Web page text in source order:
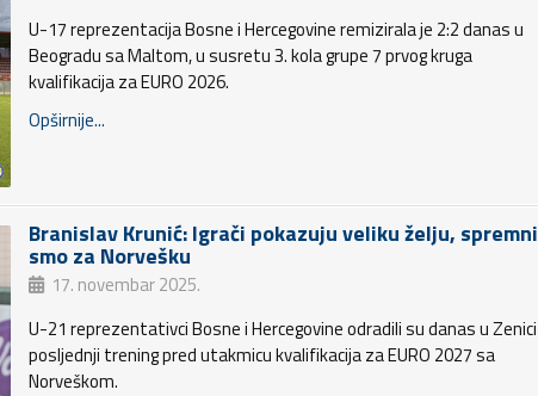
U-17 reprezentacija Bosne i Hercegovine remizirala je 2:2 danas u
Beogradu sa Maltom, u susretu 3. kola grupe 7 prvog kruga
kvalifikacija za EURO 2026.
Opširnije...
Branislav Krunić: Igrači pokazuju veliku želju, spremni
smo za Norvešku
17. novembar 2025.
U-21 reprezentativci Bosne i Hercegovine odradili su danas u Zenici
posljednji trening pred utakmicu kvalifikacija za EURO 2027 sa
Norveškom.